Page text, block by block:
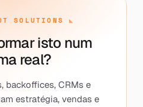
SOLUTIONS
isto num
real?
backoffices, CRMs e
estratégia, vendas e